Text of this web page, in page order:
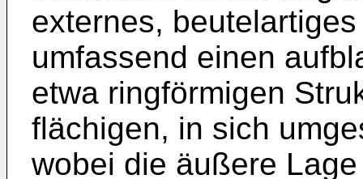
externes,
umfassend einen
etwa ringförmigen
flächigen, in sich
wobei die äußere